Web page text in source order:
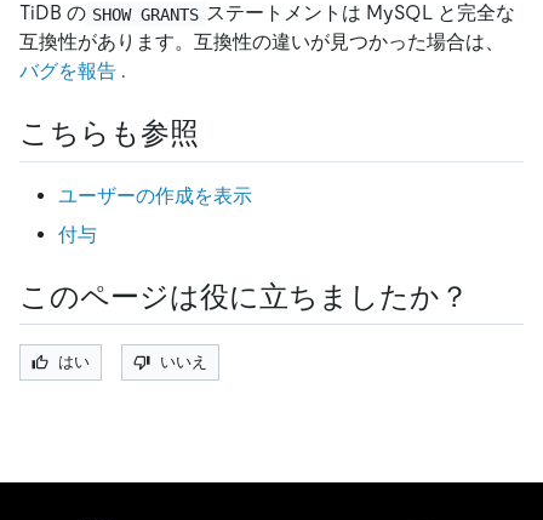
TiDB の SHOW GRANTS ステートメントは MySQL と完全な
互換性があります。互換性の違いが見つかった場合は、
バグを報告 .
こちらも参照
ユーザーの作成を表示
付与
このページは役に立ちましたか？
はい いいえ